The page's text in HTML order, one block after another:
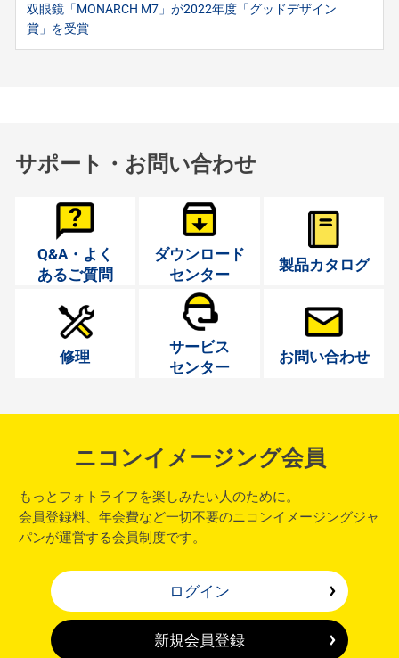
双眼鏡「MONARCH M7」が2022年度「グッドデザイン
賞」を受賞
サポート・お問い合わせ
Q&A・よく
あるご質問
ダウンロード
センター
製品カタログ
修理
サービス
センター
お問い合わせ
ニコンイメージング会員
もっとフォトライフを楽しみたい人のために。
会員登録料、年会費など一切不要のニコンイメージングジャ
パンが運営する会員制度です。
ログイン
新規会員登録